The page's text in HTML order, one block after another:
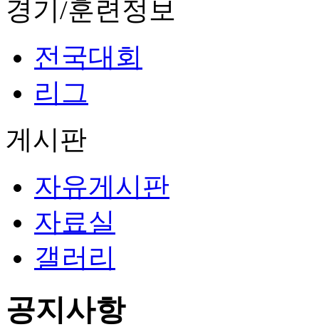
경기/훈련정보
전국대회
리그
게시판
자유게시판
자료실
갤러리
공지사항